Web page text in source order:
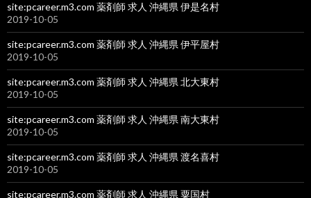
site:pcareer.m3.com 薬剤師 求人 沖縄県 伊是名村
2019-10-05
site:pcareer.m3.com 薬剤師 求人 沖縄県 伊平屋村
2019-10-05
site:pcareer.m3.com 薬剤師 求人 沖縄県 北大東村
2019-10-05
site:pcareer.m3.com 薬剤師 求人 沖縄県 南大東村
2019-10-05
site:pcareer.m3.com 薬剤師 求人 沖縄県 渡名喜村
2019-10-05
site:pcareer.m3.com 薬剤師 求人 沖縄県 粟国村